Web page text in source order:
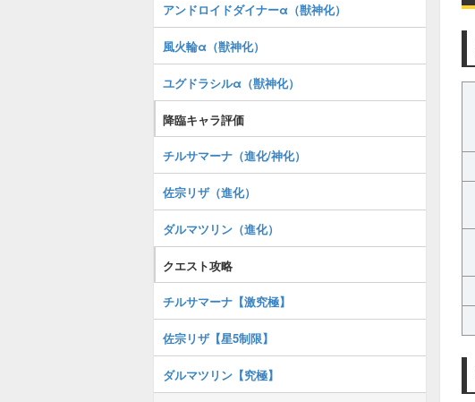
アンドロイドダイナーα（獣神化）
風火輪α（獣神化）
ユグドラシルα（獣神化）
降臨キャラ評価
チルサマーナ（進化/神化）
佐宗リザ（進化）
ダルマツリン（進化）
クエスト攻略
チルサマーナ【激究極】
佐宗リザ【星5制限】
ダルマツリン【究極】